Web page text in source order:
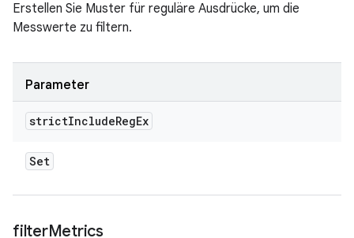
Erstellen Sie Muster für reguläre Ausdrücke, um die
Messwerte zu filtern.
Parameter
strictIncludeRegEx
Set
filterMetrics